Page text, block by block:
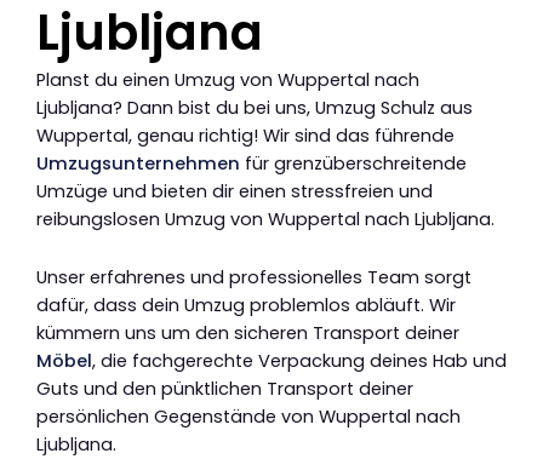
Ljubljana
Planst du einen Umzug von Wuppertal nach
Ljubljana? Dann bist du bei uns, Umzug Schulz aus
Wuppertal, genau richtig! Wir sind das führende
Umzugsunternehmen für grenzüberschreitende
Umzüge und bieten dir einen stressfreien und
reibungslosen Umzug von Wuppertal nach Ljubljana.
Unser erfahrenes und professionelles Team sorgt
dafür, dass dein Umzug problemlos abläuft. Wir
kümmern uns um den sicheren Transport deiner
Möbel, die fachgerechte Verpackung deines Hab und
Guts und den pünktlichen Transport deiner
persönlichen Gegenstände von Wuppertal nach
Ljubljana.